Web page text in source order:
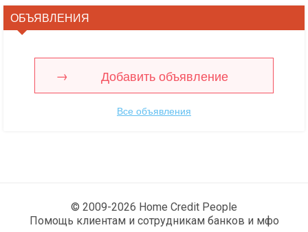
ОБЪЯВЛЕНИЯ
Добавить объявление
Все объявления
© 2009-2026 Home Credit People
Помощь клиентам и сотрудникам банков и мфо